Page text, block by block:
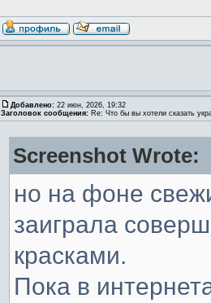
Добавлено: 22 июн, 2026, 19:32
Заголовок сообщения: Re: Что бы вы хотели сказать
Screenshot Wrote:
но на фоне
заиграла
красками.
Пока в